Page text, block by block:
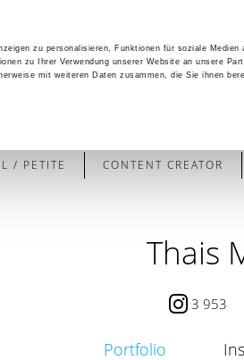
zu personalisieren, Funktionen für soziale
zu Ihrer Verwendung unserer Website an unsere
mit weiteren Daten zusammen, die Sie ihnen
/ PETITE CONTENT CREATOR
Thais
3 953
Portfolio